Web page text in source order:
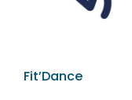
Fit’Dance